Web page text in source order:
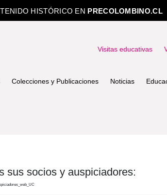
HISTÓRICO EN PRECOLOMBINO.CL
Visitas educativas
Colecciones y Publicaciones Noticias
sus socios y auspiciadores: